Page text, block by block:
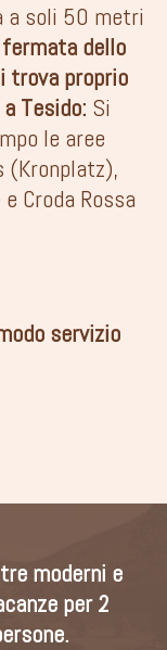
a soli 50 metri
fermata dello
trova proprio
Tesido: Si
le aree
(Kronplatz),
Croda Rossa
servizio
moderni e
per 2